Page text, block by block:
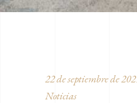
22 de septiembre de
Noticias